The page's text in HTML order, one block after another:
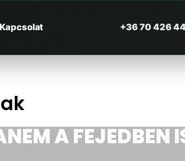
Kapcsolat +36 70 426
A FEJEDBEN